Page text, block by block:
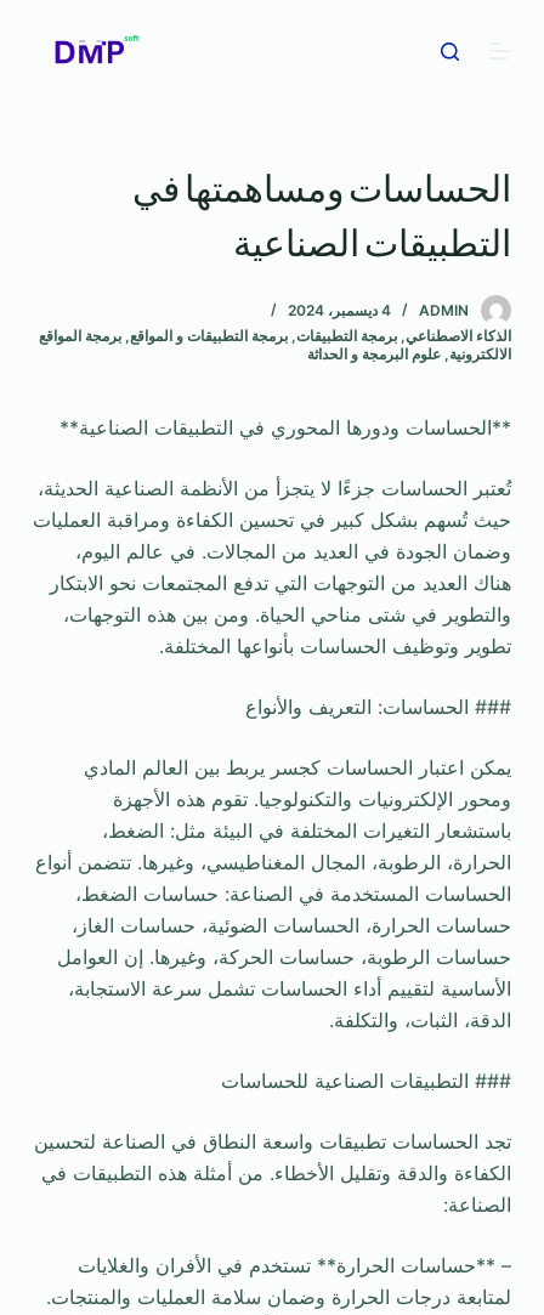
الحساسات ومساهمتها في
التطبيقات الصناعية
ADMIN
4 ديسمبر، 2024
الذكاء الاصطناعي, برمجة التطبيقات, برمجة التطبيقات و المواقع, برمجة المواقع
الالكترونية, علوم البرمجة و الحداثة
**الحساسات ودورها المحوري في التطبيقات الصناعية**
تُعتبر الحساسات جزءًا لا يتجزأ من الأنظمة الصناعية الحديثة،
حيث تُسهم بشكل كبير في تحسين الكفاءة ومراقبة العمليات
وضمان الجودة في العديد من المجالات. في عالم اليوم،
هناك العديد من التوجهات التي تدفع المجتمعات نحو الابتكار
والتطوير في شتى مناحي الحياة. ومن بين هذه التوجهات،
تطوير وتوظيف الحساسات بأنواعها المختلفة.
### الحساسات: التعريف والأنواع
يمكن اعتبار الحساسات كجسر يربط بين العالم المادي
ومحور الإلكترونيات والتكنولوجيا. تقوم هذه الأجهزة
باستشعار التغيرات المختلفة في البيئة مثل: الضغط،
الحرارة، الرطوبة، المجال المغناطيسي، وغيرها. تتضمن أنواع
الحساسات المستخدمة في الصناعة: حساسات الضغط،
حساسات الحرارة، الحساسات الضوئية، حساسات الغاز،
حساسات الرطوبة، حساسات الحركة، وغيرها. إن العوامل
الأساسية لتقييم أداء الحساسات تشمل سرعة الاستجابة،
الدقة، الثبات، والتكلفة.
### التطبيقات الصناعية للحساسات
تجد الحساسات تطبيقات واسعة النطاق في الصناعة لتحسين
الكفاءة والدقة وتقليل الأخطاء. من أمثلة هذه التطبيقات في
الصناعة:
– **حساسات الحرارة** تستخدم في الأفران والغلايات
لمتابعة درجات الحرارة وضمان سلامة العمليات والمنتجات.